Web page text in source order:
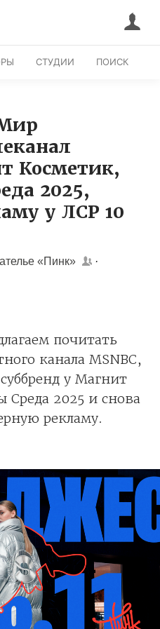
СТУДИИ ПОИСК
Косметик,
2025,
у ЛСР 10
«Пинк»
·
почитать
канала MSNBC,
у Магнит
Среда 2025 и снова
рекламу.